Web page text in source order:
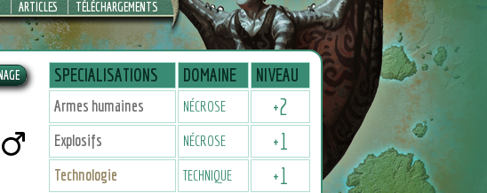
ARTICLES TÉLÉCHARGEMENTS
SPECIALISATIONS DOMAINE NIVEAU
Armes humaines NÉCROSE +2
Explosifs NÉCROSE +1
Technologie TECHNIQUE +1